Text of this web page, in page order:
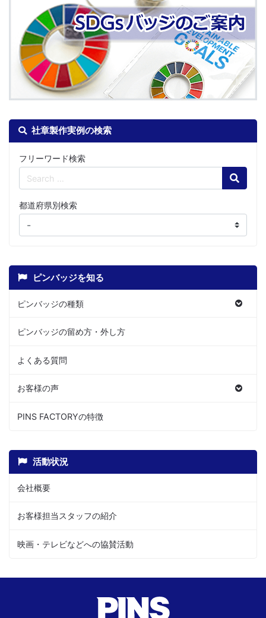
社章製作実例の検索
フリーワード検索
Search
都道府県別検索
ピンバッジを知る
ピンバッジの種類
ピンバッジの留め方・外し方
よくある質問
お客様の声
PINS FACTORYの特徴
活動状況
会社概要
お客様担当スタッフの紹介
映画・テレビなどへの協賛活動